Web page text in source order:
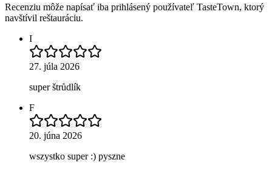
Recenziu môže napísať iba prihlásený používateľ TasteTown, ktorý
navštívil reštauráciu.
I
27. júla 2026
super štrůdlík
F
20. júna 2026
wszystko super :) pyszne